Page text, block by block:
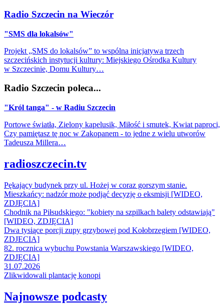
Radio Szczecin na Wieczór
"SMS dla lokalsów"
Projekt „SMS do lokalsów” to wspólna inicjatywa trzech
szczecińskich instytucji kultury: Miejskiego Ośrodka Kultury
w Szczecinie, Domu Kultury…
Radio Szczecin poleca...
"Król tanga" - w Radiu Szczecin
Portowe światła, Zielony kapelusik, Miłość i smutek, Kwiat paproci,
Czy pamiętasz tę noc w Zakopanem - to jedne z wielu utworów
Tadeusza Millera…
radioszczecin.tv
Pękający budynek przy ul. Hożej w coraz gorszym stanie.
Mieszkańcy: nadzór może podjąć decyzję o eksmisji [WIDEO,
ZDJĘCIA]
Chodnik na Piłsudskiego: "kobiety na szpilkach balety odstawiają"
[WIDEO, ZDJĘCIA]
Dwa tysiące porcji zupy grzybowej pod Kołobrzegiem [WIDEO,
ZDJECIA]
82. rocznica wybuchu Powstania Warszawskiego [WIDEO,
ZDJĘCIA]
31.07.2026
Zlikwidowali plantację konopi
Najnowsze podcasty